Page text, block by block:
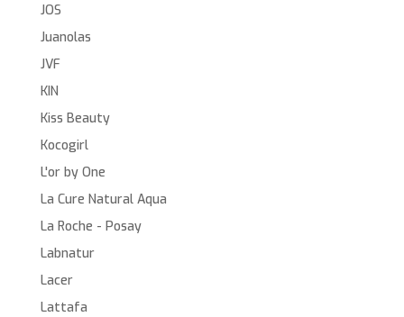
JOS
Juanolas
JVF
KIN
Kiss Beauty
Kocogirl
L'or by One
La Cure Natural Aqua
La Roche - Posay
Labnatur
Lacer
Lattafa